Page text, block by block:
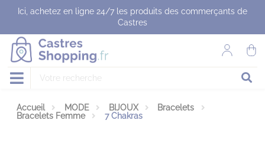
Ici, achetez en ligne 24/7 les produits des commerçants de
Castres
Accueil MODE BIJOUX
Bracelets
Bracelets Femme
7 Chakras
Panneau de gestion des cookies